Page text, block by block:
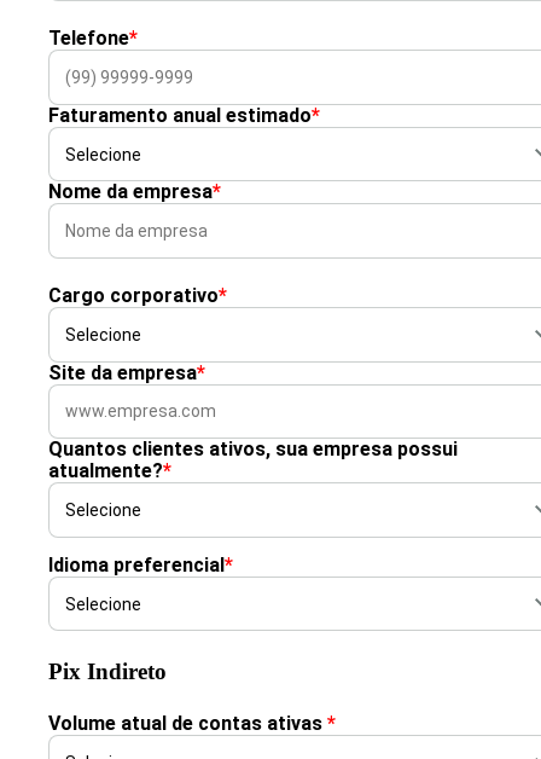
Telefone*
Faturamento anual estimado*
Nome da empresa*
Cargo corporativo*
Site da empresa*
Quantos clientes ativos, sua empresa possui
atualmente?*
Idioma preferencial*
Pix Indireto
Volume atual de contas ativas *